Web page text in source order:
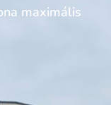
maximális